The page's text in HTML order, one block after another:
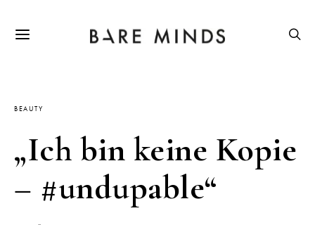
BEAUTY
„Ich bin keine Kopie
– #undupable“